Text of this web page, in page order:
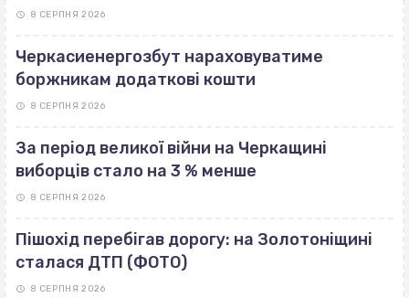
8 СЕРПНЯ 2026
Черкасиенергозбут нараховуватиме
боржникам додаткові кошти
8 СЕРПНЯ 2026
За період великої війни на Черкащині
виборців стало на 3 % менше
8 СЕРПНЯ 2026
Пішохід перебігав дорогу: на Золотоніщині
сталася ДТП (ФОТО)
8 СЕРПНЯ 2026